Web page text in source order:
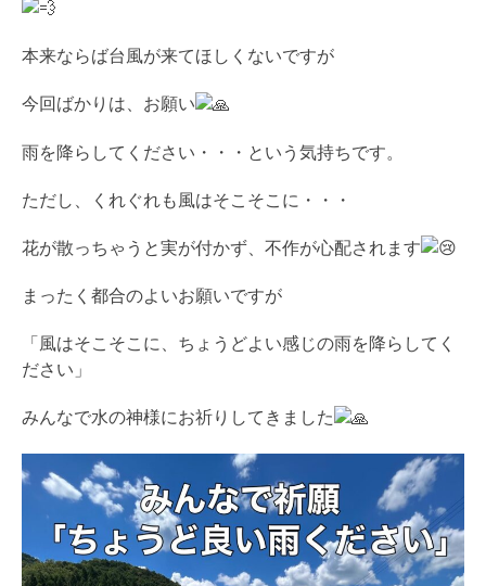
本来ならば台風が来てほしくないですが
今回ばかりは、お願い
雨を降らしてください・・・という気持ちです。
ただし、くれぐれも風はそこそこに・・・
花が散っちゃうと実が付かず、不作が心配されます
まったく都合のよいお願いですが
「風はそこそこに、ちょうどよい感じの雨を降らしてく
ださい」
みんなで水の神様にお祈りしてきました